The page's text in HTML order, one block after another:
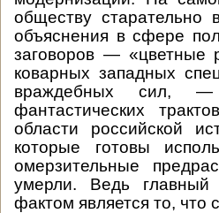
обществу старательно
объяснения в сфере
заговоров — «цветные
коварных западных
враждебных сил, —
фантастических
области российской
которые готовы
омерзительные
умерли. Ведь главный
фактом является то, что